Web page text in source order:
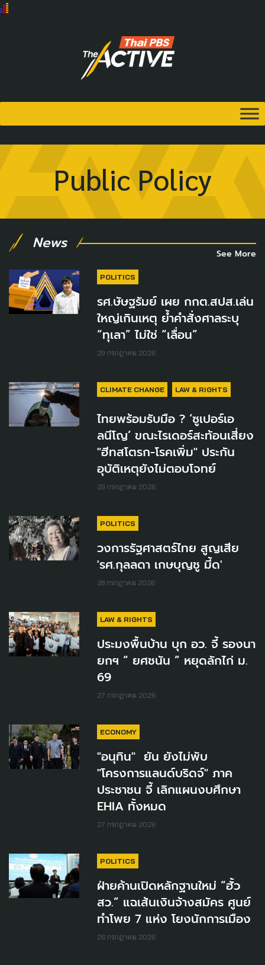
Public Policy
News
See More
POLITICS
รศ.ษัษฐรัมย์ เผย กกต.สปส.เล่น
ใหญ่เกินเหตุ ย้ำคำสั่งศาลระบุ
“ทุเลา” ไม่ใช่ “เลื่อน”
29 กรกฎาคม 2026
CLIMATE CHANGE LAW & RIGHTS
ไทยพร้อมรับมือ ? ‘ซูเปอร์เอ
ลนีโญ’ ขณะไรเดอร์สะท้อนเสี่ยง
"ฮีทสโตรก-โรคเพิ่ม" ประกัน
อุบัติเหตุยังไม่ตอบโจทย์
29 กรกฎาคม 2026
POLITICS
วงการรัฐศาสตร์ไทย สูญเสีย
'รศ.กุลลดา เกษบุญชู มี้ด'
28 กรกฎาคม 2026
LAW & RIGHTS
ประมงพื้นบ้าน บุก อว. จี้ รองนา
ยกฯ “ ยศชนัน ” หยุดลักไก่ ม.
69
27 กรกฎาคม 2026
ECONOMY
"อนุทิน" ยัน ยังไม่พับ
"โครงการแลนด์บริดจ์" ภาค
ประชาชน จี้ เลิกแผนงบศึกษา
EHIA ทั้งหมด
27 กรกฎาคม 2026
POLITICS
ฝ่ายค้านเปิดหลักฐานใหม่ “ฮั้ว
สว.” แฉเส้นเงินจ้างสมัคร ศูนย์
ทำโพย 7 แห่ง โยงนักการเมือง
26 กรกฎาคม 2026